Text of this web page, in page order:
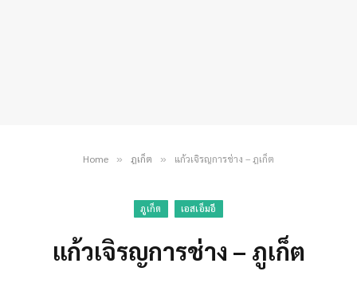
Home » ภูเก็ต » แก้วเจิรญการช่าง – ภูเก็ต
ภูเก็ต เอสเอ็มอี
แก้วเจิรญการช่าง – ภูเก็ต